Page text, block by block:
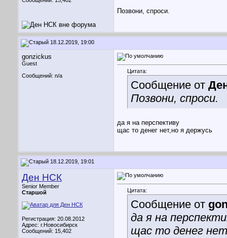
Позвони, спроси.
18.12.2019, 19:00
gonzickus
Guest
Сообщений: n/a
Цитата:
Сообщение от
Позвони, спроси.
да я на перспективу
щас то денег нет,но я держусь
18.12.2019, 19:01
Ден НСК
Senior Member
Старшой
Регистрация: 20.08.2012
Адрес: г.Новосибирск
Сообщений: 15,402
Цитата:
Сообщение от
да я на
щас то денег